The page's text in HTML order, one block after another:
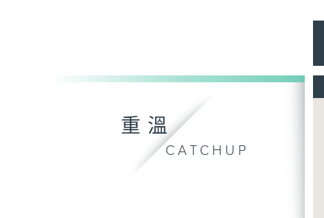
重溫
CATCHUP